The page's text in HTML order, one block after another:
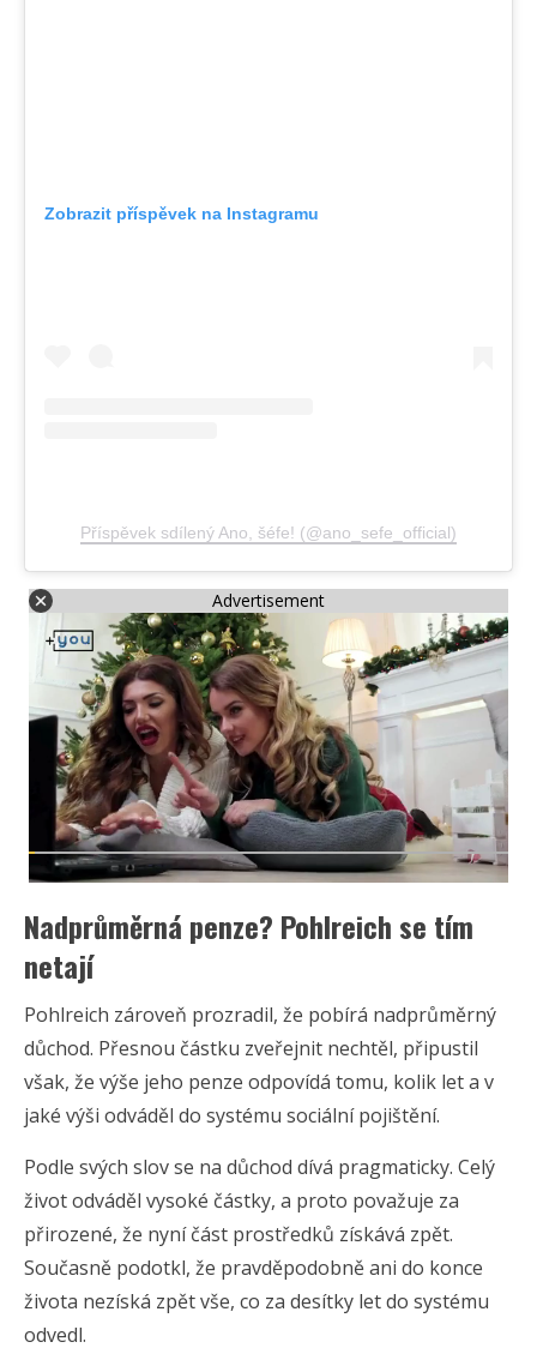
Zobrazit příspěvek na Instagramu
Příspěvek sdílený Ano, šéfe! (@ano_sefe_official)
Advertisement
Nadprůměrná penze? Pohlreich se tím
netají
Pohlreich zároveň prozradil, že pobírá nadprůměrný
důchod. Přesnou částku zveřejnit nechtěl, připustil
však, že výše jeho penze odpovídá tomu, kolik let a v
jaké výši odváděl do systému sociální pojištění.
Podle svých slov se na důchod dívá pragmaticky. Celý
život odváděl vysoké částky, a proto považuje za
přirozené, že nyní část prostředků získává zpět.
Současně podotkl, že pravděpodobně ani do konce
života nezíská zpět vše, co za desítky let do systému
odvedl.